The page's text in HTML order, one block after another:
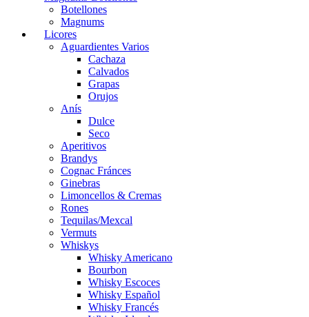
Botellones
Magnums
Licores
Aguardientes Varios
Cachaza
Calvados
Grapas
Orujos
Anís
Dulce
Seco
Aperitivos
Brandys
Cognac Fránces
Ginebras
Limoncellos & Cremas
Rones
Tequilas/Mexcal
Vermuts
Whiskys
Whisky Americano
Bourbon
Whisky Escoces
Whisky Español
Whisky Francés